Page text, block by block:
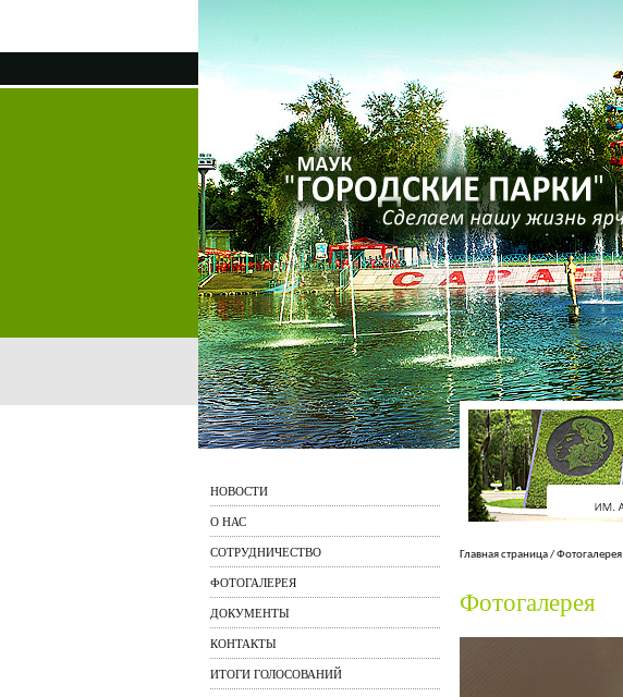
НОВОСТИ
О НАС
СОТРУДНИЧЕСТВО
ФОТОГАЛЕРЕЯ
ДОКУМЕНТЫ
КОНТАКТЫ
ИТОГИ ГОЛОСОВАНИЙ
Главная страница/Фотогалерея
Фотогалерея